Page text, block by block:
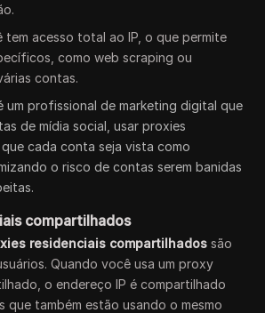
tem acesso total ao IP, o que permite
como web scraping ou
contas.
um profissional de marketing digital que
de mídia social, usar proxies
cada conta seja vista como
o risco de contas serem banidas
compartilhados
residenciais compartilhados são
Quando você usa um proxy
o endereço IP é compartilhado
que também estão usando o mesmo